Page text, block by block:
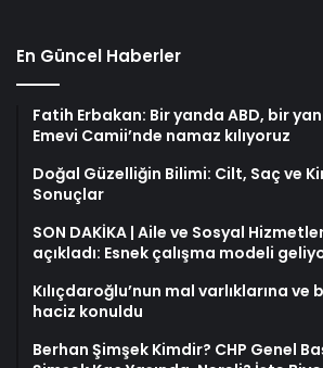
En Güncel Haberler
Fatih Erbakan: Bir yanda ABD, bir
Emevi Camii’nde namaz kılıyoruz
Doğal Güzelliğin Bilimi: Cilt, Saç ve
Sonuçlar
SON DAKİKA | Aile ve Sosyal
açıkladı: Esnek çalışma modeli
Kılıçdaroğlu’nun mal varlıklarına
haciz konuldu
Berhan Şimşek Kimdir? CHP Genel